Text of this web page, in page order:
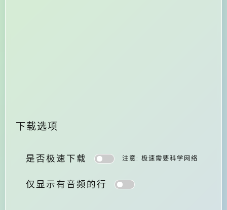
下载选项
是否极速下载 注意: 极速需要科学网络
仅显示有音频的行